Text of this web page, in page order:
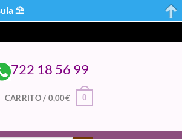
722 18 56 99
CARRITO / 0,00€ 0
⛱